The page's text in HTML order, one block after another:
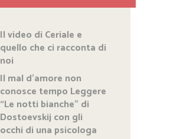
Il video di Ceriale e
quello che ci racconta di
noi
Il mal d’amore non
conosce tempo Leggere
“Le notti bianche” di
Dostoevskij con gli
occhi di una psicologa